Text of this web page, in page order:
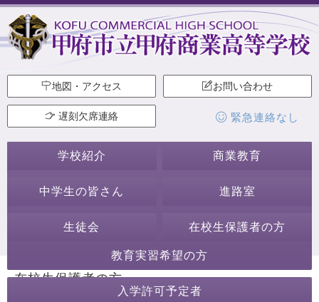
地図・アクセス お問い合わせ
遅刻欠席連絡 緊急連絡なし
学校紹介 商業教育
中学生の皆さん 進路室
生徒会 在校生保護者の方
教育実習希望の方
入学許可予定者
在校生保護者の方